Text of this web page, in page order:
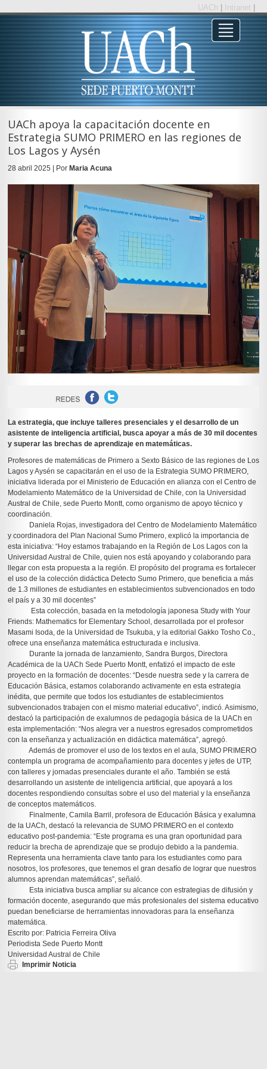
UACh Intranet
UACh apoya la capacitación docente en
Estrategia SUMO PRIMERO en las regiones de
Los Lagos y Aysén
28 abril 2025 | Por Maria Acuna
La estrategia, que incluye talleres presenciales y el desarrollo de un
asistente de inteligencia artificial, busca apoyar a más de 30 mil docentes
y superar las brechas de aprendizaje en matemáticas.
Profesores de matemáticas de Primero a Sexto Básico de las regiones de Los
Lagos y Aysén se capacitarán en el uso de la Estrategia SUMO PRIMERO,
iniciativa liderada por el Ministerio de Educación en alianza con el Centro de
Modelamiento Matemático de la Universidad de Chile, con la Universidad
Austral de Chile, sede Puerto Montt, como organismo de apoyo técnico y
coordinación.
Daniela Rojas, investigadora del Centro de Modelamiento Matemático
y coordinadora del Plan Nacional Sumo Primero, explicó la importancia de
esta iniciativa: “Hoy estamos trabajando en la Región de Los Lagos con la
Universidad Austral de Chile, quien nos está apoyando y colaborando para
llegar con esta propuesta a la región. El propósito del programa es fortalecer
el uso de la colección didáctica Detecto Sumo Primero, que beneficia a más
de 1.3 millones de estudiantes en establecimientos subvencionados en todo
el país y a 30 mil docentes”
Esta colección, basada en la metodología japonesa Study with Your
Friends: Mathematics for Elementary School, desarrollada por el profesor
Masami Isoda, de la Universidad de Tsukuba, y la editorial Gakko Tosho Co.,
ofrece una enseñanza matemática estructurada e inclusiva.
Durante la jornada de lanzamiento, Sandra Burgos, Directora
Académica de la UACh Sede Puerto Montt, enfatizó el impacto de este
proyecto en la formación de docentes: “Desde nuestra sede y la carrera de
Educación Básica, estamos colaborando activamente en esta estrategia
inédita, que permite que todos los estudiantes de establecimientos
subvencionados trabajen con el mismo material educativo”, indicó. Asimismo,
destacó la participación de exalumnos de pedagogía básica de la UACh en
esta implementación: “Nos alegra ver a nuestros egresados comprometidos
con la enseñanza y actualización en didáctica matemática”, agregó.
Además de promover el uso de los textos en el aula, SUMO PRIMERO
contempla un programa de acompañamiento para docentes y jefes de UTP,
con talleres y jornadas presenciales durante el año. También se está
desarrollando un asistente de inteligencia artificial, que apoyará a los
docentes respondiendo consultas sobre el uso del material y la enseñanza
de conceptos matemáticos.
Finalmente, Camila Barril, profesora de Educación Básica y exalumna
de la UACh, destacó la relevancia de SUMO PRIMERO en el contexto
educativo post-pandemia: “Este programa es una gran oportunidad para
reducir la brecha de aprendizaje que se produjo debido a la pandemia.
Representa una herramienta clave tanto para los estudiantes como para
nosotros, los profesores, que tenemos el gran desafío de lograr que nuestros
alumnos aprendan matemáticas”, señaló.
Esta iniciativa busca ampliar su alcance con estrategias de difusión y
formación docente, asegurando que más profesionales del sistema educativo
puedan beneficiarse de herramientas innovadoras para la enseñanza
matemática.
Escrito por: Patricia Ferreira Oliva
Periodista Sede Puerto Montt
Universidad Austral de Chile
Imprimir Noticia